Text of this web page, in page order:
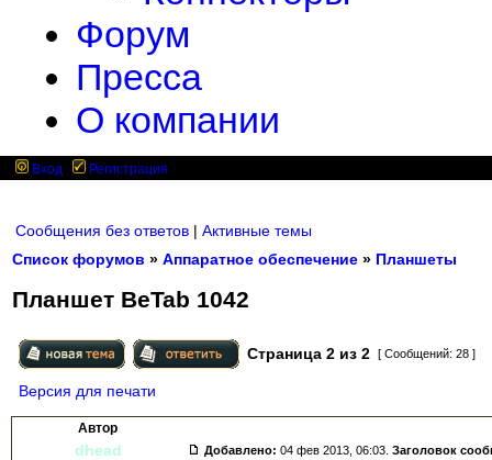
Форум
Пресса
О компании
Вход Регистрация
Сообщения без ответов | Активные темы
Список форумов » Аппаратное обеспечение » Планшеты
Планшет BeTab 1042
Страница 2 из 2 [ Сообщений: 28 ]
Версия для печати
Автор
dhead Добавлено: 04 фев 2013, 06:03. Заголовок